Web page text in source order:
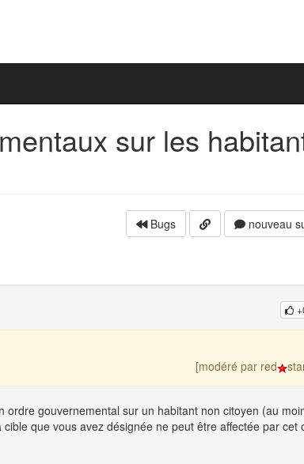
sur les
Bugs nouveau
[modéré par red
ordre gouvernemental sur un habitant non citoyen (au
que vous avez désignée ne peut être affectée par cet